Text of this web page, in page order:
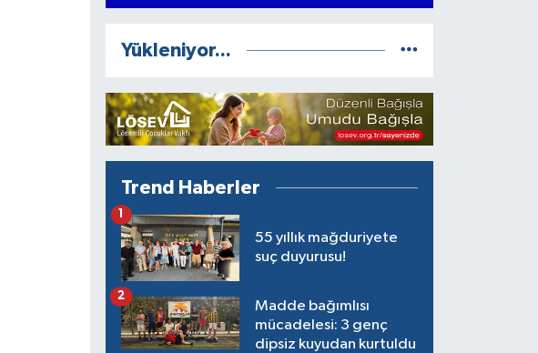
Yükleniyor...
Trend Haberler
55 yıllık mağduriyete
suç duyurusu!
1
Madde bağımlısı
mücadelesi: 3 genç
dipsiz kuyudan kurtuldu
2